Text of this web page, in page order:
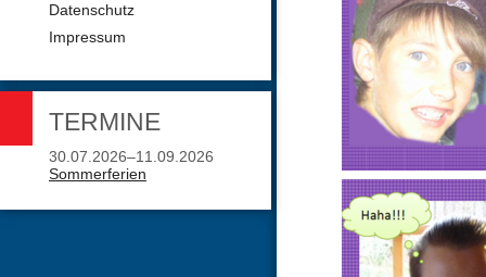
Datenschutz
Impressum
TERMINE
30.07.2026–11.09.2026
Sommerferien